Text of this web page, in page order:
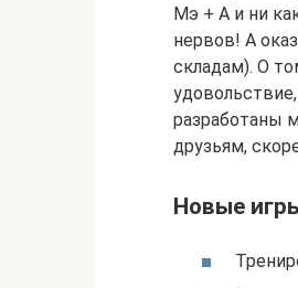
Мэ + А и ни
нервов! А
складам). О
разработаны
друзьям,
Новые